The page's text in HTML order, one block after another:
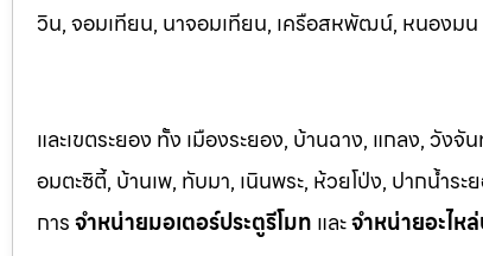
วิน, จอมเทียน, นาจอมเทียน, เครือสหพัฒน์, หนองมน
และเขตระยอง ทั้ง เมืองระยอง, บ้านฉาง, แกลง, วั
อมตะซิตี้, บ้านเพ, ทับมา, เนินพระ, ห้วยโป่ง, ปากน้ำร
การจำหน่ายมอเตอร์ประตูรีโมท และจำหน่ายอะไห